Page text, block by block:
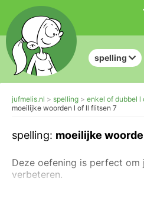
spelling
jufmelis.nl spelling
enkel of dubbel l
moeilijke woorden l of ll flitsen 7
spelling: moeilijke
Deze oefening is perfect om
verbeteren.